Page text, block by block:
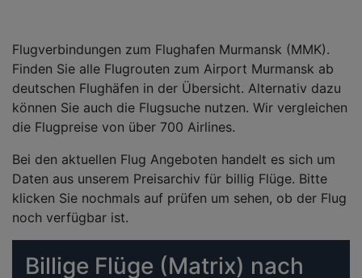
Flugverbindungen zum Flughafen Murmansk (MMK).
Finden Sie alle Flugrouten zum Airport Murmansk ab
deutschen Flughäfen in der Übersicht. Alternativ dazu
können Sie auch die Flugsuche nutzen. Wir vergleichen
die Flugpreise von über 700 Airlines.
Bei den aktuellen Flug Angeboten handelt es sich um
Daten aus unserem Preisarchiv für billig Flüge. Bitte
klicken Sie nochmals auf prüfen um sehen, ob der Flug
noch verfügbar ist.
Billige Flüge (Matrix) nach